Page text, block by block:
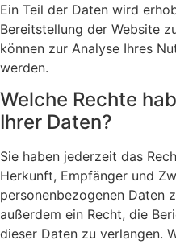
Ein Teil der Daten wird
Bereitstellung der Website
können zur Analyse Ihres
werden.
Welche Rechte
Ihrer Daten?
Sie haben jederzeit das
Herkunft, Empfänger und
personenbezogenen Daten
außerdem ein Recht, die
dieser Daten zu verlangen.